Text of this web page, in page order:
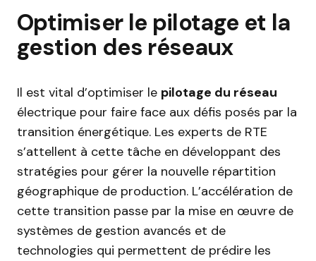
Optimiser le pilotage et la
gestion des réseaux
Il est vital d’optimiser le pilotage du réseau
électrique pour faire face aux défis posés par la
transition énergétique. Les experts de RTE
s’attellent à cette tâche en développant des
stratégies pour gérer la nouvelle répartition
géographique de production. L’accélération de
cette transition passe par la mise en œuvre de
systèmes de gestion avancés et de
technologies qui permettent de prédire les